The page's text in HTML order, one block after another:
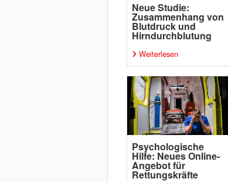
Neue Studie:
Zusammenhang von
Blutdruck und
Hirndurchblutung
Weiterlesen
Psychologische
Hilfe: Neues Online-
Angebot für
Rettungskräfte